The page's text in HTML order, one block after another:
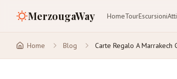
MerzougaWay HomeTourEscursioni
Home Blog Carte Regalo A Marrakech